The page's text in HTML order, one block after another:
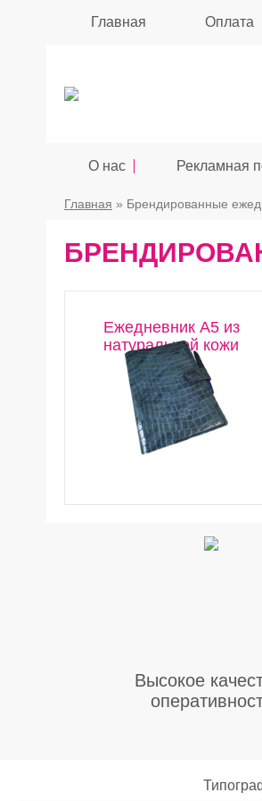
Главная Оплата
О нас Рекламная
Главная » Брендированные
Ежедневник А5 из
натуральной кожи
Высокое